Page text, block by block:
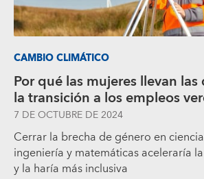
CAMBIO CLIMÁTICO
Por qué las mujeres llevan
la transición a los empleos
7 DE OCTUBRE DE 2024
Cerrar la brecha de género en
ingeniería y matemáticas aceleraría
y la haría más inclusiva